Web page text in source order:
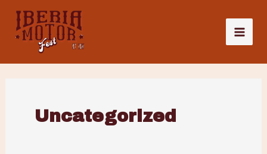
contenido
Uncategorized